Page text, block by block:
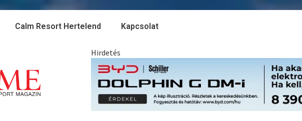
Calm Resort Hertelend Kapcsolat
Hirdetés